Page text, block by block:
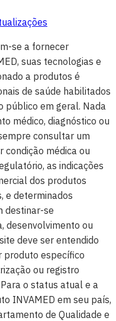
se a fornecer
suas tecnologias e
a produtos é
de saúde habilitados
público em geral. Nada
médico, diagnóstico ou
consultar um
condição médica ou
as indicações
dos produtos
e determinados
destinar-se
desenvolvimento ou
deve ser entendido
produto específico
ou registro
o status atual e a
INVAMED em seu país,
de Qualidade e